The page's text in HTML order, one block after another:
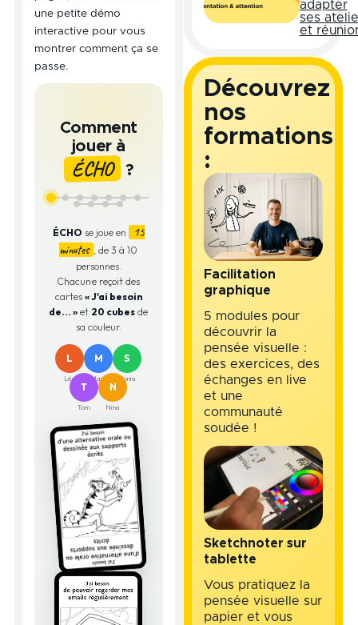
une petite démo
interactive pour vous
montrer comment ça se
passe.
Comment
jouer à
ÉCHO ?
ÉCHO se joue en
15
minutes
, de 3 à 10
personnes.
Chacun·e reçoit des
cartes « J'ai besoin
de... » et 20 cubes de
sa couleur.
L
Léa
M
Marc
S
Sonia
T
Tom
N
Nina
adapter
ses
et
Découvrez
nos
formations
:
Facilitation
graphique
5 modules pour
découvrir la
pensée visuelle :
des exercices, des
échanges en live
et une
communauté
soudée !
Sketchnoter sur
tablette
Vous pratiquez la
pensée visuelle sur
papier et vous